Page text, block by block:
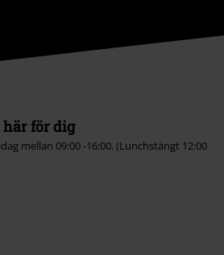
för dig
mellan 09:00 -16:00. (Lunchstängt 12:00